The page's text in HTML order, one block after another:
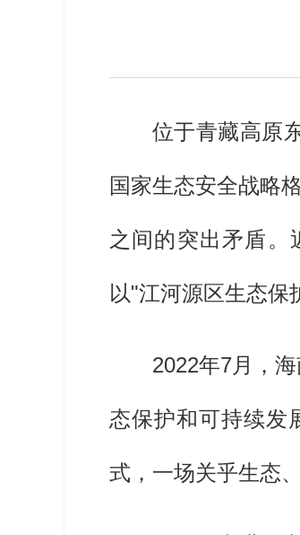
位于青藏高原
国家生态安全战略
之间的突出矛盾。
以"江河源区生态保
2022年7月，
态保护和可持续发
式，一场关乎生态